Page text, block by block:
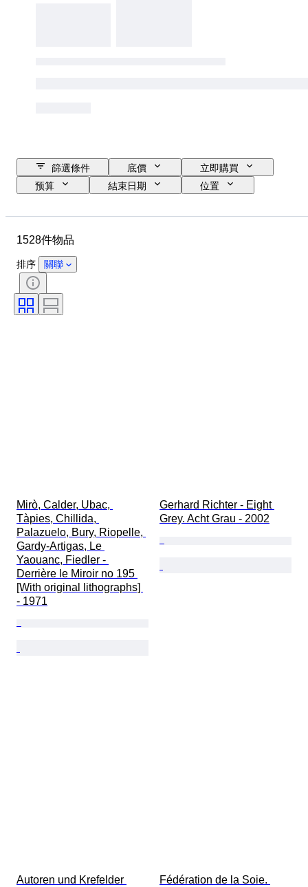
篩選條件 底價
立即購買
预算
結束日期
位置
時期
技術
版
出售者：
原件/副本
1528件物品
排序 關聯
Mirò, Calder, Ubac,
Tàpies, Chillida,
Palazuelo, Bury, Riopelle,
Gardy-Artigas, Le
Yaouanc, Fiedler -
Derrière le Miroir no 195
[With original lithographs]
- 1971
Gerhard Richter - Eight
Grey. Acht Grau - 2002
Autoren und Krefelder
Fédération de la Soie.